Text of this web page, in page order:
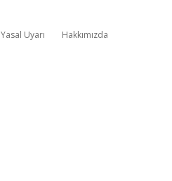
Yasal Uyarı Hakkımızda